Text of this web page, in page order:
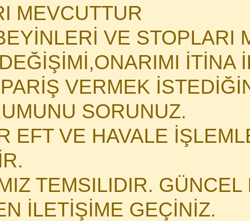
MEVCUTTUR
VE STOPLARI
İTİNA
VERMEK
SORUNUZ.
EFT VE HAVALE
TEMSILIDIR. GÜNCEL
İLETİŞİME GEÇİNİZ.